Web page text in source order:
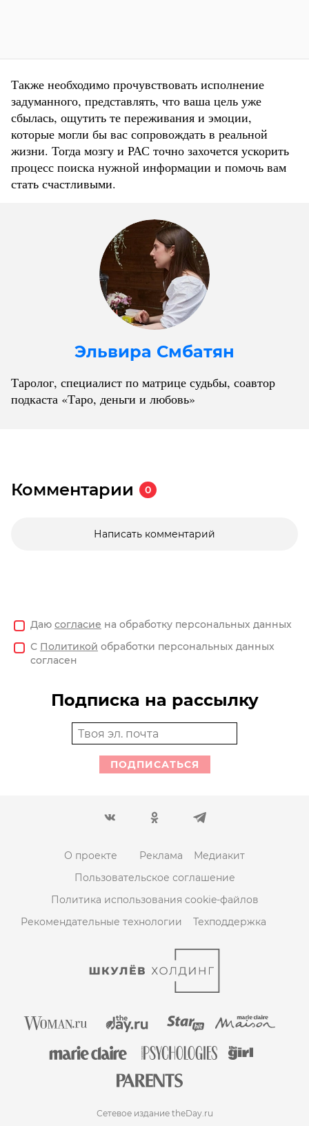
Также необходимо прочувствовать исполнение
задуманного, представлять, что ваша цель уже
сбылась, ощутить те переживания и эмоции,
которые могли бы вас сопровождать в реальной
жизни. Тогда мозгу и РАС точно захочется ускорить
процесс поиска нужной информации и помочь вам
стать счастливыми.
Эльвира Смбатян
Таролог, специалист по матрице судьбы, соавтор
подкаста «Таро, деньги и любовь»
Комментарии 0
Написать комментарий
Даю согласие на обработку персональных данных
С Политикой обработки персональных данных
согласен
Подписка на рассылку
ПОДПИСАТЬСЯ
О проекте Реклама
Медиакит
Пользовательское соглашение
Политика использования cookie-файлов
Рекомендательные технологии
Техподдержка
Сетевое издание theDay.ru